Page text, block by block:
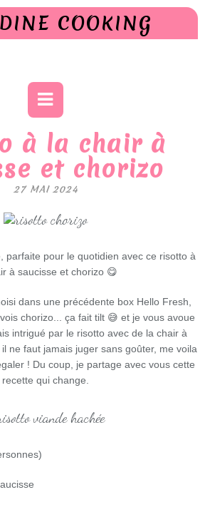
COOKING
à la chair à
et chorizo
27 MAI 2024
parfaite pour le quotidien avec ce risotto à
à saucisse et chorizo 😋
dans une précédente box Hello Fresh,
chorizo... ça fait tilt 😅 et je vous avoue
intrigué par le risotto avec de la chair à
ne faut jamais juger sans goûter, me voila
! Du coup, je partage avec vous cette
recette qui change.